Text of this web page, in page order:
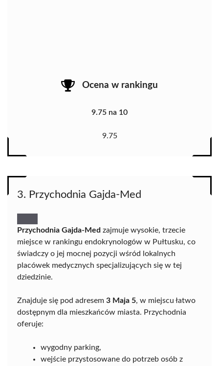
Ocena w rankingu
9.75 na 10
9.75
3. Przychodnia Gajda-Med
Przychodnia Gajda-Med zajmuje wysokie, trzecie
miejsce w rankingu endokrynologów w Pułtusku, co
świadczy o jej mocnej pozycji wśród lokalnych
placówek medycznych specjalizujących się w tej
dziedzinie.
Znajduje się pod adresem 3 Maja 5, w miejscu łatwo
dostępnym dla mieszkańców miasta. Przychodnia
oferuje:
wygodny parking,
wejście przystosowane do potrzeb osób z